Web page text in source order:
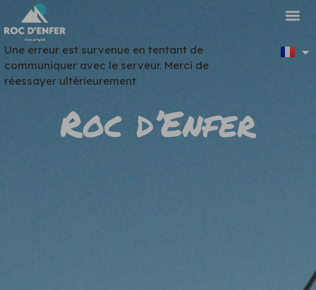
Panneau de gestion des cookies
Une erreur est survenue en tentant de
communiquer avec le serveur. Merci de
réessayer ultérieurement
Roc d’Enfer